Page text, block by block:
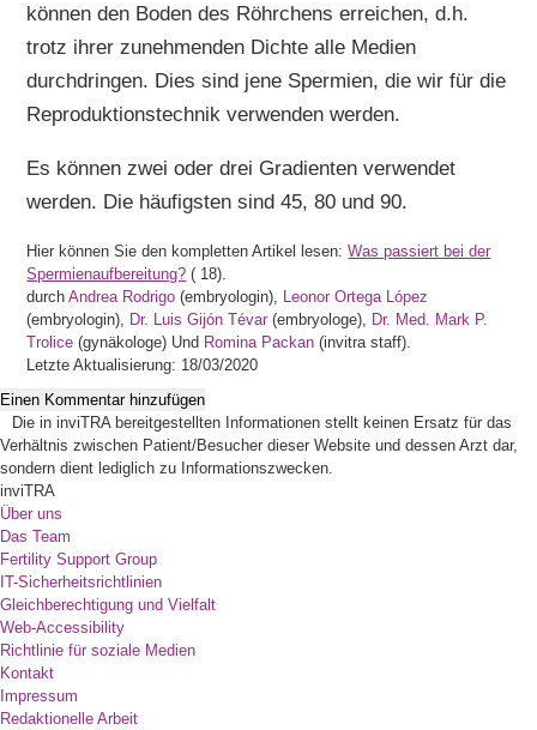
können den Boden des Röhrchens erreichen, d.h.
trotz ihrer zunehmenden Dichte alle Medien
durchdringen. Dies sind jene Spermien, die wir für die
Reproduktionstechnik verwenden werden.
Es können zwei oder drei Gradienten verwendet
werden. Die häufigsten sind 45, 80 und 90.
Hier können Sie den kompletten Artikel lesen:Was passiert bei der
Spermienaufbereitung? ( 18).
durchAndrea Rodrigo (embryologin), Leonor Ortega López
(embryologin), Dr. Luis Gijón Tévar (embryologe), Dr. Med. Mark P.
Trolice (gynäkologe) Und Romina Packan (invitra staff).
Letzte Aktualisierung: 18/03/2020
Einen Kommentar hinzufügen
Die in inviTRA bereitgestellten Informationen stellt keinen Ersatz für das
Verhältnis zwischen Patient/Besucher dieser Website und dessen Arzt dar,
sondern dient lediglich zu Informationszwecken.
inviTRA
Über uns
Das Team
Fertility Support Group
IT-Sicherheitsrichtlinien
Gleichberechtigung und Vielfalt
Web-Accessibility
Richtlinie für soziale Medien
Kontakt
Impressum
Redaktionelle Arbeit